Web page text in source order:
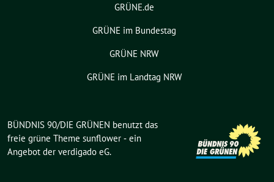
GRÜNE.de
GRÜNE im Bundestag
GRÜNE NRW
GRÜNE im Landtag NRW
BÜNDNIS 90/DIE GRÜNEN benutzt das
freie grüne Theme sunflower ‐ ein
Angebot der verdigado eG.